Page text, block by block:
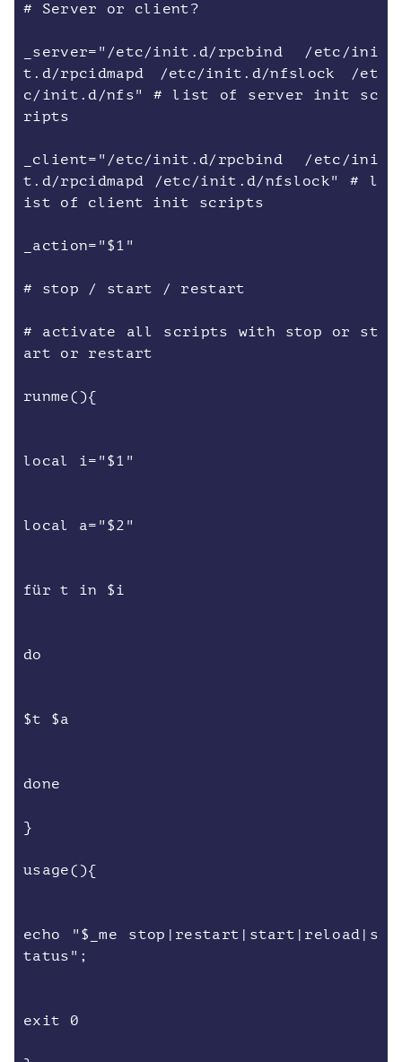
# Server or client?
_server="/etc/init.d/rpcbind /etc/ini
t.d/rpcidmapd /etc/init.d/nfslock /et
c/init.d/nfs" # list of server init sc
ripts
_client="/etc/init.d/rpcbind /etc/ini
t.d/rpcidmapd /etc/init.d/nfslock" # l
ist of client init scripts
_action="$1"
# stop / start / restart
# activate all scripts with stop or st
art or restart
runme(){
local i="$1"
local a="$2"
für t in $i
do
$t $a
done
}
usage(){
echo "$_me stop|restart|start|reload|s
tatus";
exit 0